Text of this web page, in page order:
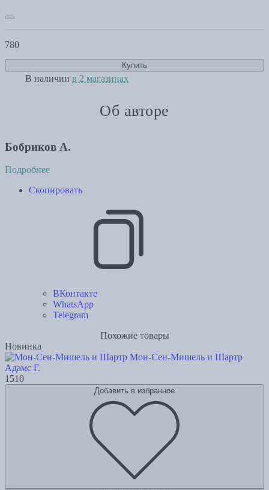
780
Купить
В наличии в 2 магазинах
Об авторе
Бобриков А.
Подробнее
Скопировать
ВКонтакте
WhatsApp
Telegram
Похожие товары
Новинка
Мон-Сен-Мишель и Шартр
Адамс Г.
1510
Добавить в избранное